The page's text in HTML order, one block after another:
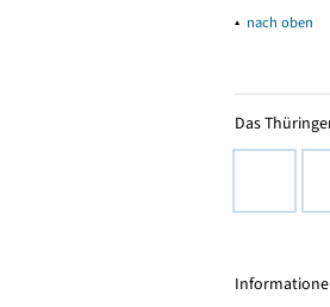
▴ nach oben
Das